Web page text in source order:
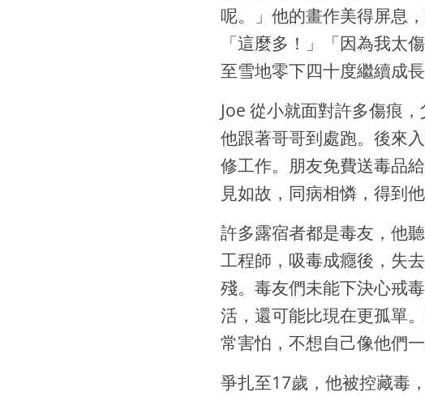
呢。」他的畫作美得屏息
「這麼多！」「因為我太
至雪地零下四十度繼續成長
Joe 從小就面對許多傷痕
他跟著哥哥到處跑。後來
修工作。朋友免費送毒品
見如故，同病相憐，得到
許多露宿者都是毒友，他
工程師，吸毒成癮後，失
殘。毒友們未能下決心戒
活，還可能比現在更孤單
常害怕，不想自己像他們
爭扎至17歲，他被控藏毒